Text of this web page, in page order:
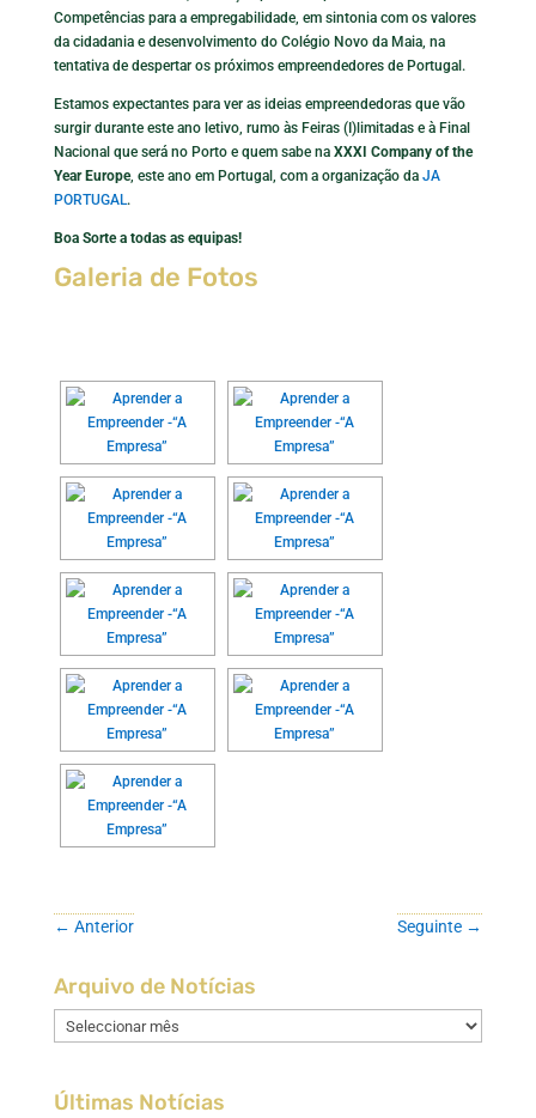
Competências para a empregabilidade, em sintonia com os valores
da cidadania e desenvolvimento do Colégio Novo da Maia, na
tentativa de despertar os próximos empreendedores de Portugal.
Estamos expectantes para ver as ideias empreendedoras que vão
surgir durante este ano letivo, rumo às Feiras (I)limitadas e à Final
Nacional que será no Porto e quem sabe na XXXI Company of the
Year Europe, este ano em Portugal, com a organização da JA
PORTUGAL.
Boa Sorte a todas as equipas!
Galeria de Fotos
← Anterior Seguinte →
Arquivo de Notícias
Arquivo
de
Últimas Notícias